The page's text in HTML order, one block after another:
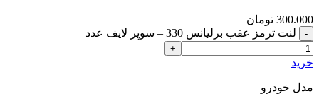
300.000 تومان
لنت ترمز عقب برلیانس 330 – سوپر لایف عدد
خرید
مدل خودرو